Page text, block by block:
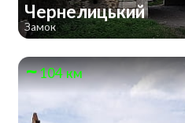
Чернелицький
Замок
104 км